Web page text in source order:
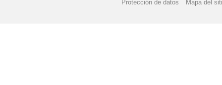
Protección de datos Mapa del